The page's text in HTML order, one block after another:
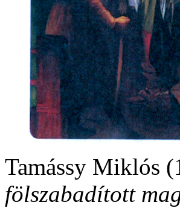
Tamássy Miklós
fölszabadított